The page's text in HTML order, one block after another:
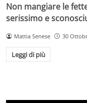
Non mangiare le
serissimo e
Mattia Senese 30
Leggi di più